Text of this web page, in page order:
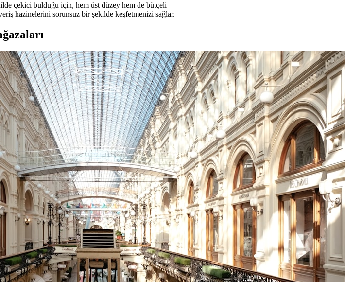
çekici bulduğu için, hem üst düzey hem de bütçeli
hazinelerini sorunsuz bir şekilde keşfetmenizi sağlar.